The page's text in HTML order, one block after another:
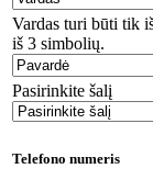
Vardas turi būti tik
iš 3 simbolių.
Pasirinkite šalį
Telefono numeris